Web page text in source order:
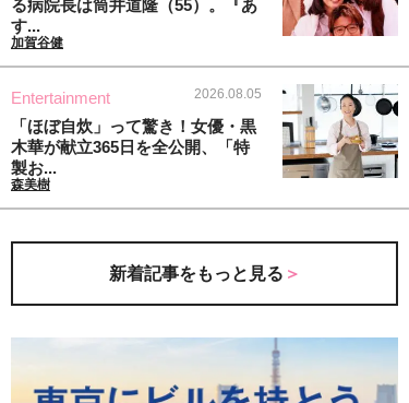
る病院長は筒井道隆（55）。『あ
す...
加賀谷健
Entertainment 2026.08.05
「ほぼ自炊」って驚き！女優・黒
木華が献立365日を全公開、「特
製お...
森美樹
新着記事をもっと見る